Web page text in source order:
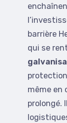
barrière
qui se
même en
prolongé.